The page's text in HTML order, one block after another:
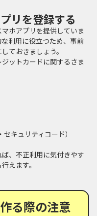
リを登録する
ホアプリを提供していま
利用に役立つため、事前
ておきましょう。
ットカードに関するさま
キュリティコード）
、不正利用に気付きやす
えます。
る際の注意